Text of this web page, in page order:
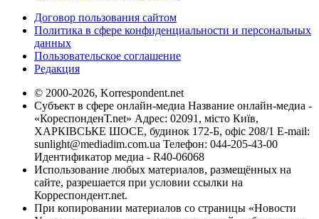
Договор пользования сайтом
Политика в сфере конфиденциальности и персональных
данных
Пользовательское соглашение
Редакция
© 2000-2026, Korrespondent.net
Субъект в сфере онлайн-медиа Название онлайн-медиа -
«КореспонденТ.net» Адрес: 02091, місто Київ,
ХАРКІВСЬКЕ ШОСЕ, будинок 172-Б, офіс 208/1 E-mail:
sunlight@mediadim.com.ua Телефон: 044-205-43-00
Идентификатор медиа - R40-06068
Использование любых материалов, размещённых на
сайте, разрешается при условии ссылки на
Корреспондент.net.
При копировании материалов со страницы «Новости